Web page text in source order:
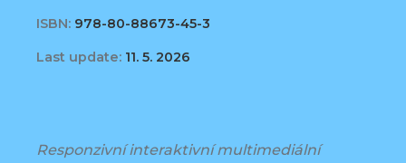
ISBN: 978-80-88673-45-3
Last update: 11. 5. 2026
Responzivní interaktivní multimediální